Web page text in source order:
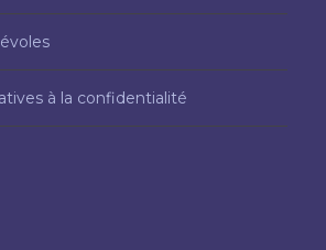
à la confidentialité